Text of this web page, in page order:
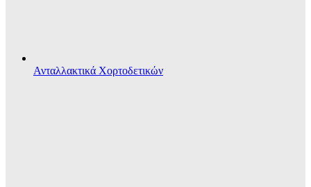
Ανταλλακτικά Χορτοδετικών